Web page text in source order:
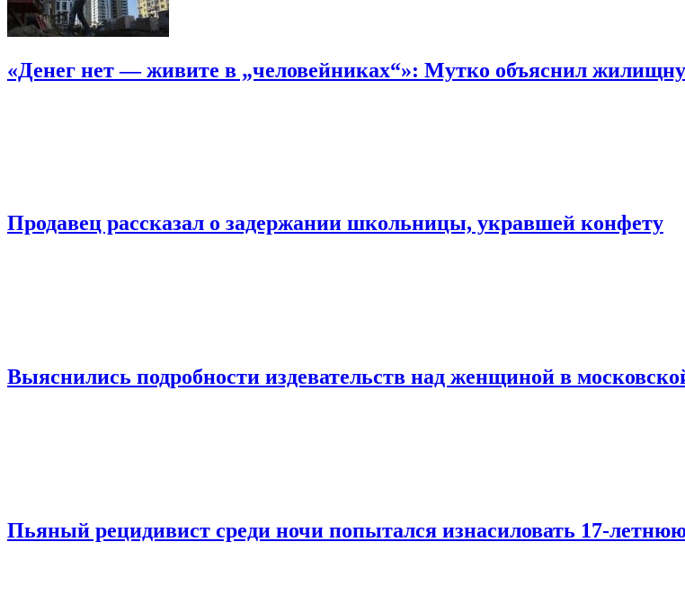
«Денег нет — живите в „человейниках“»: Мутко объяснил
Продавец рассказал о задержании школьницы, укравшей конфету
Выяснились подробности издевательств над женщиной в
Пьяный рецидивист среди ночи попытался изнасиловать 17-